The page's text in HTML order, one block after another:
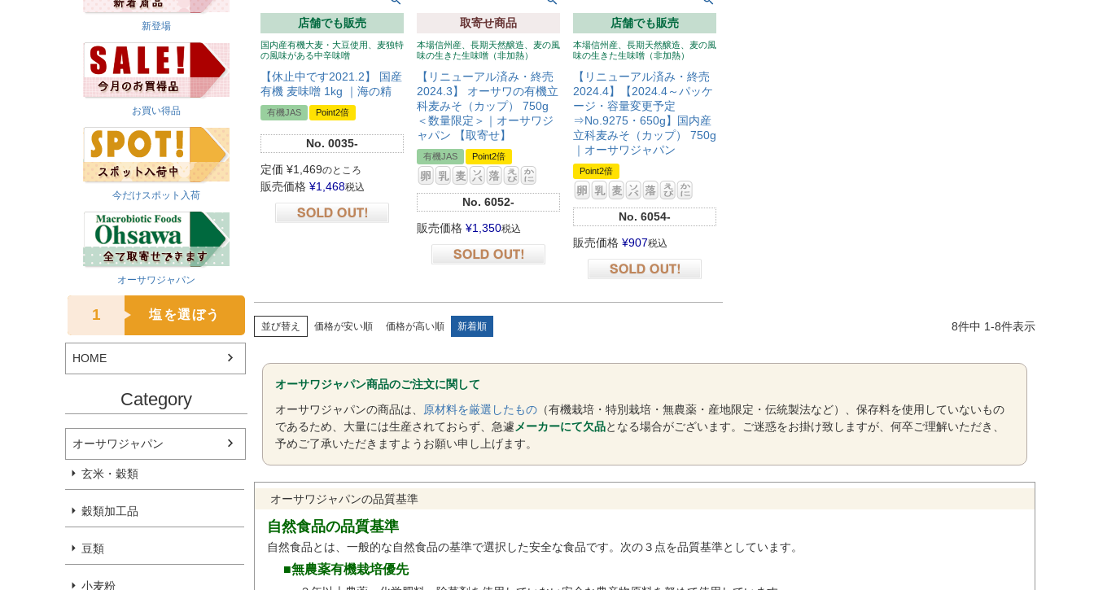
新登場
お買い得品
今だけスポット入荷
オーサワジャパン
1 塩を選ぼう
HOME
Category
オーサワジャパン
玄米・穀類
穀類加工品
豆類
小麦粉
店舗でも販売
国内産有機大麦・大豆使用、麦独特
の風味がある中辛味噌
【休止中です2021.2】 国産
有機 麦味噌 1kg ｜海の精
有機JAS Point2倍
No. 0035-
定価 ¥1,469のところ
販売価格 ¥1,468税込
取寄せ商品
本場信州産、長期天然醸造、麦の風
味の生きた生味噌（非加熱）
【リニューアル済み・終売
2024.3】 オーサワの有機立
科麦みそ（カップ） 750g
＜数量限定＞｜オーサワジ
ャパン 【取寄せ】
有機JAS Point2倍
No. 6052-
販売価格 ¥1,350税込
店舗でも販売
本場信州産、長期天然醸造、麦の風
味の生きた生味噌（非加熱）
【リニューアル済み・終売
2024.4】【2024.4～パッケ
ージ・容量変更予定
⇒No.9275・650g】国内産
立科麦みそ（カップ） 750g
｜オーサワジャパン
Point2倍
No. 6054-
販売価格 ¥907税込
並び替え 価格が安い順 価格が高い順 新着順 8件中 1-8件表示
オーサワジャパン商品のご注文に関して
オーサワジャパンの商品は、
原材料を厳選したもの （有機栽培・特別栽培・無農薬・産地限定・伝統製法など）、保存料を使用していないもの
であるため、大量には生産されておらず、急遽 メーカーにて欠品となる場合がございます。ご迷惑をお掛け致しますが、何卒ご理解いただき、
予めご了承いただきますようお願い申し上げます。
オーサワジャパンの品質基準
自然食品の品質基準
自然食品とは、一般的な自然食品の基準で選択した安全な食品です。次の３点を品質基準としています。
■無農薬有機栽培優先